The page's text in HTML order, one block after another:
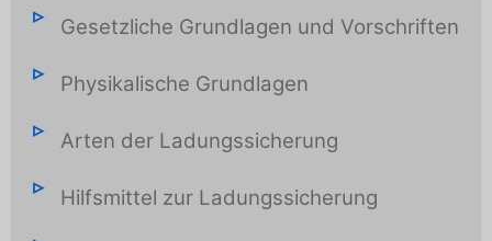
Gesetzliche Grundlagen und Vorschriften
Physikalische Grundlagen
Arten der Ladungssicherung
Hilfsmittel zur Ladungssicherung